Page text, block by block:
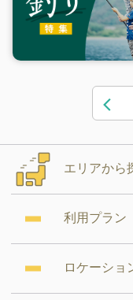
エリアから
利用プラン
ロケーショ